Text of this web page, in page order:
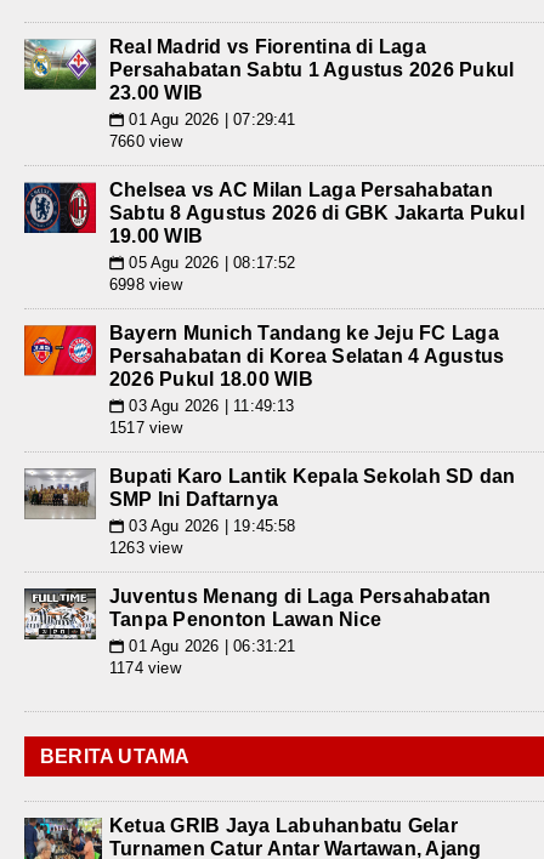
Real Madrid vs Fiorentina di Laga
Persahabatan Sabtu 1 Agustus 2026 Pukul
23.00 WIB
📅 01 Agu 2026 | 07:29:41
7660 view
Chelsea vs AC Milan Laga Persahabatan
Sabtu 8 Agustus 2026 di GBK Jakarta Pukul
19.00 WIB
📅 05 Agu 2026 | 08:17:52
6998 view
Bayern Munich Tandang ke Jeju FC Laga
Persahabatan di Korea Selatan 4 Agustus
2026 Pukul 18.00 WIB
📅 03 Agu 2026 | 11:49:13
1517 view
Bupati Karo Lantik Kepala Sekolah SD dan
SMP Ini Daftarnya
📅 03 Agu 2026 | 19:45:58
1263 view
Juventus Menang di Laga Persahabatan
Tanpa Penonton Lawan Nice
📅 01 Agu 2026 | 06:31:21
1174 view
BERITA UTAMA
Ketua GRIB Jaya Labuhanbatu Gelar
Turnamen Catur Antar Wartawan, Ajang